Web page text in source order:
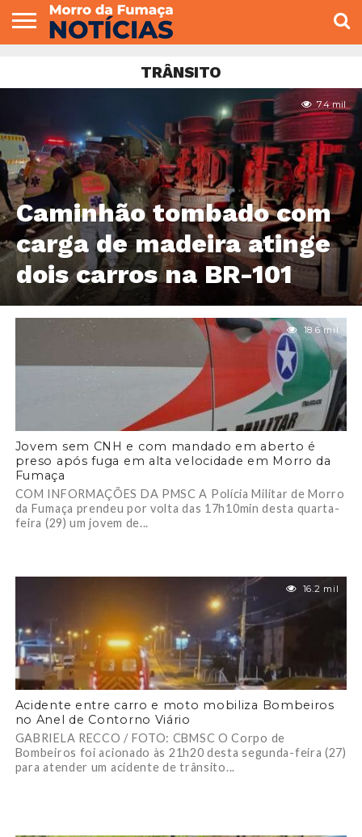
TRÂNSITO
Caminhão tombado com
carga de madeira atinge
dois carros na BR-101
7.4 mil
18.6 mil
Jovem sem CNH e com mandado em aberto é
preso após fuga em alta velocidade em Morro da
Fumaça
COM INFORMAÇÕES DA PMSC A Polícia Militar de Morro
da Fumaça prendeu por volta das 17h10min desta quarta-
feira (29) um jovem de...
16.2 mil
Acidente entre carro e moto mobiliza Bombeiros
no Anel de Contorno Viário
GABRIELA RECCO / FOTO: CBMSC O Corpo de
Bombeiros foi acionado às 21h20 desta segunda-feira (27)
para atender um acidente de trânsito...